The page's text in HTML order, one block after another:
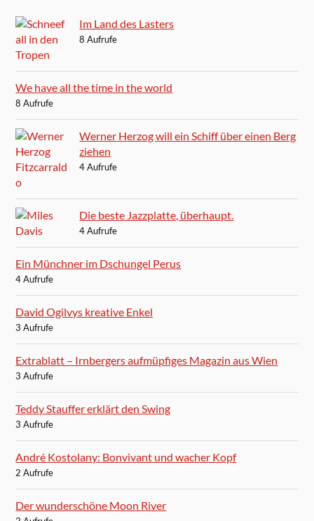
Im Land des Lasters
8 Aufrufe
We have all the time in the world
8 Aufrufe
Werner Herzog will ein Schiff über einen Berg
ziehen
4 Aufrufe
Die beste Jazzplatte, überhaupt.
4 Aufrufe
Ein Münchner im Dschungel Perus
4 Aufrufe
David Ogilvys kreative Enkel
3 Aufrufe
Extrablatt – Irnbergers aufmüpfiges Magazin aus Wien
3 Aufrufe
Teddy Stauffer erklärt den Swing
3 Aufrufe
André Kostolany: Bonvivant und wacher Kopf
2 Aufrufe
Der wunderschöne Moon River